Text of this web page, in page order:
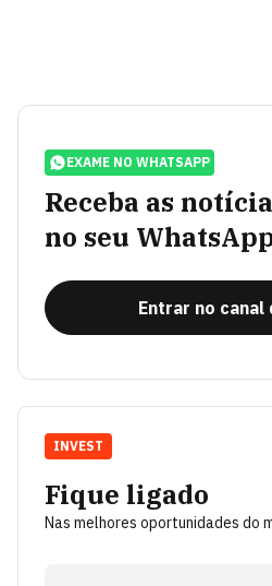
EXAME NO WHATSAPP
Receba as
no seu
Entrar no canal
Fique ligado
Nas melhores oportunidades do
INVEST